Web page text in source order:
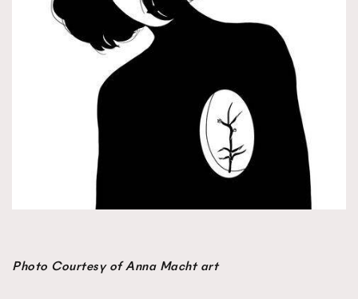
Photo Courtesy of Anna Macht art